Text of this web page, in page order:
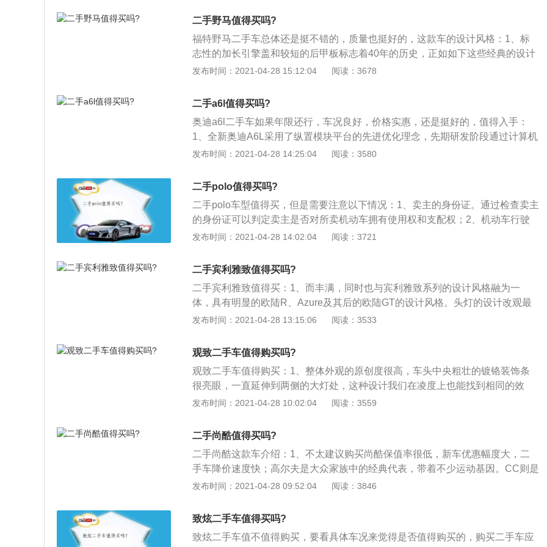
响；3、车辆从最初的起步加速到60公里\/小时左右，感觉有没有振动，如果有，
可能是前悬架或车轮有问题，或是驱动轴有问题；4、路试：在40km\/h时突然抬
起油门踏板，然后突然加油，听减速器是否有大的声音，如果有，说明减速器磨
损严重。
二手野马值得买吗?
福特野马二手车总体还是挺不错的，质量也挺好的，这款车的设计风格：1、标
志性的加长引擎盖和较短的后甲板标志着40年的历史，正如如下这些经典的设计
风格也成为了野马自上世纪六十年代以来的标志一样：车身侧面的C-开口、三元
鱼一般的鼻子向我们传达着一种自从上世纪六十年代晚期的车型开始就一直让人
难以捉摸的感觉，而被置于梯形空间之中的、饰有宝石的圆形车头灯则是福特那
惊人的创新设计能力的一个体现；3、这款专用的肌肉车（muscle-car）底盘是彻
头彻尾的新产品，它配有一款堪称工艺品的前悬架以及精确的、带有潘哈德杆
（Panhardrod）的三联后轴；4、上述这些，再加上精确的直接转向系统和强劲
发布时间：2021-04-28 15:12:04 阅读：3678
二手a6l值得买吗?
奥迪a6l二手车如果年限还行，车况良好，价格实惠，还是挺好的，值得入手：
1、全新奥迪A6L采用了纵置模块平台的先进优化理念，先期研发阶段通过计算机
模拟，改变上百万计的自由度，将整车噪音及震动的模拟变为可能；2、首先，
震动舒适度；3、在此基础上，进一步模拟分析胎噪及其它震动噪音在结构性部
件中的传输路径，通过噪音水平分析找出隔音的薄弱环节，最终通过有限元分析
优化部件结构并改善噪音舒适度。
发布时间：2021-04-28 14:25:04 阅读：3580
二手polo值得买吗?
二手polo车型值得买，但是需要注意以下情况：1、卖主的身份证。通过检查卖主
的身份证可以判定卖主是否对所卖机动车拥有使用权和支配权；2、机动车行驶
证。这是机动车取得合法行驶权利的凭证。车辆的登记证明。每一辆在路上行驶
3、机动车来历证明。也就是原始的购车发票，如果原来已经是二手车，则要看
是否有二手车的购车发票，以防买到不正当来历的车辆；4、机动车牌号。主要
看看有无涂抹更改的痕迹，应做到与行驶证上登记的号牌一致才行。车架号，也
应该与行驶证上登记的号码保持一致，车架号通常被刻在车辆的仪表板上；保险
单，只有上了保险的车才有可能在车辆发生交通事故的时候将车主的损失降到最
发布时间：2021-04-28 14:02:04 阅读：3721
二手宾利雅致值得买吗?
二手宾利雅致值得买：1、而丰满，同时也与宾利雅致系列的设计风格融为一
体，具有明显的欧陆R、Azure及其后的欧陆GT的设计风格。头灯的设计改观最
为显著，由一对以铬斜面、清晰的透光镜以及集成一体的指示灯组合的单灯组
进，设计的新型前保险杠中带有完全嵌入一体的头灯清洗器，不用的时候还能够
隐藏起来；3、新款雅致同时改良了引擎盖、散热器外壳和散热器隔栅，所有这
些设计都令雅致的外型更摄人、更威猛。相应地，引擎盖中部的“V”字型也被抬
高，并与改良的散热器外壳线条无缝衔接，形成了崭新、完整的外观。随着双色
调喷漆的流行，新型的引擎盖排列将显现出独特的性能特点。
发布时间：2021-04-28 13:15:06 阅读：3533
观致二手车值得购买吗?
观致二手车值得购买：1、整体外观的原创度很高，车头中央粗壮的镀铬装饰条
很亮眼，一直延伸到两侧的大灯处，这种设计我们在凌度上也能找到相同的效
果，给人一种很宽体的感觉，其实实际的宽度在同级别中也不算很抢眼；2、尾
的，排气管采用了双边双出的设计，再加上包围后面的黑色配色，多少有些运动
风格；3、观致3的内饰乍一坐进去就给人似曾相识的感觉，可以叫简约，也可以
叫简单，就像和某德系神车出自一位设计师之手，内饰已经找不到任何运动的风
格，完全是以沉稳大气为主题，各功能按键和屏幕都应约出现在了他们该在的地
方，中控台上面摸上去满满的硬塑料的感觉，不过钢琴烤漆风格的中控面板倒是
发布时间：2021-04-28 10:02:04 阅读：3559
二手尚酷值得买吗?
二手尚酷这款车介绍：1、不太建议购买尚酷保值率很低，新车优惠幅度大，二
手车降价速度快；高尔夫是大众家族中的经典代表，带着不少运动基因。CC则是
颜值代表，而尚酷，是一款比高尔夫和CC都更彻底的运动小钢炮。从低矮的造型
内销量最低的其中一款车型，2016年尚酷只卖出了10，752辆，并且令人遗憾的
是，大众已经宣布将停产这款大众家族中最酷的小钢炮；3、尚酷其实不是全新
车型，而是大众在2008年复活的一款经典车型，引入国内熟知的这款尚酷，是在
发布时间：2021-04-28 09:52:04 阅读：3846
致炫二手车值得买吗?
致炫二手车值不值得购买，要看具体车况来觉得是否值得购买的，购买二手车应